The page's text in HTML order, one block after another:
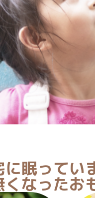
眠ってい
なったお